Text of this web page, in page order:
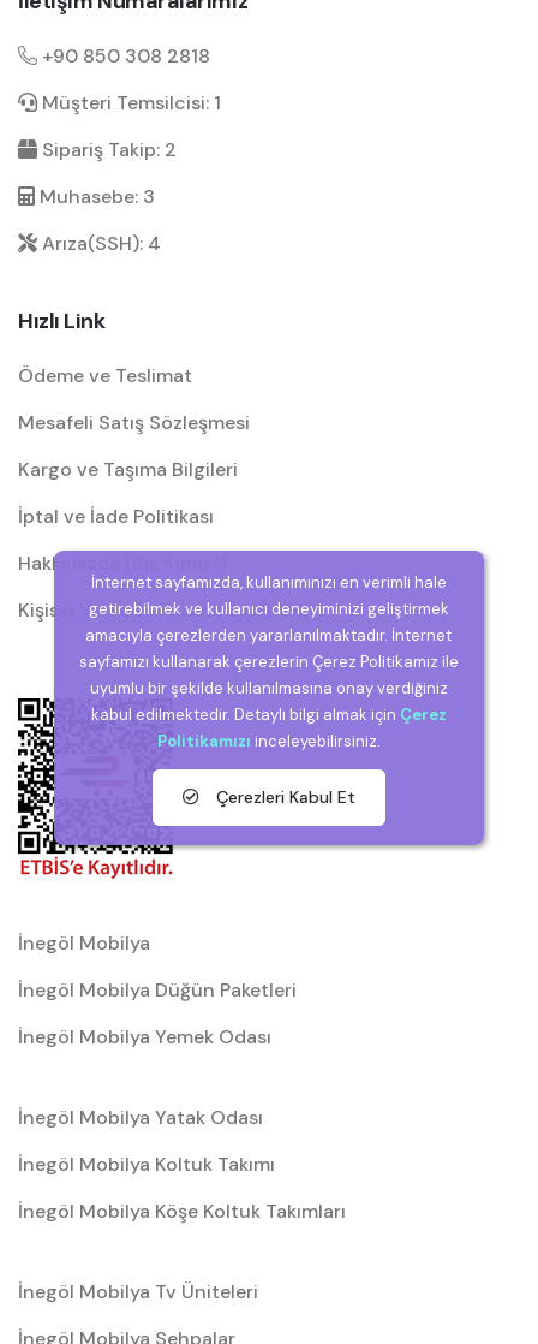
+90 850 308 2818
Müşteri Temsilcisi: 1
Sipariş Takip: 2
Muhasebe: 3
Arıza(SSH): 4
Hızlı Link
Ödeme ve Teslimat
Mesafeli Satış Sözleşmesi
Kargo ve Taşıma Bilgileri
İptal ve İade Politikası
Hakkımızda (Biz Kimiz?)
Kişisel Verilerin Korunması (KVKK)
İnegöl Mobilya
İnegöl Mobilya Düğün Paketleri
İnegöl Mobilya Yemek Odası
İnegöl Mobilya Yatak Odası
İnegöl Mobilya Koltuk Takımı
İnegöl Mobilya Köşe Koltuk Takımları
İnegöl Mobilya Tv Üniteleri
İnegöl Mobilya Sehpalar
İnternet sayfamızda, kullanımınızı en verimli hale
getirebilmek ve kullanıcı deneyiminizi geliştirmek
amacıyla çerezlerden yararlanılmaktadır. İnternet
sayfamızı kullanarak çerezlerin Çerez Politikamız ile
uyumlu bir şekilde kullanılmasına onay verdiğiniz
kabul edilmektedir. Detaylı bilgi almak için Çerez
Politikamızı inceleyebilirsiniz.
Çerezleri Kabul Et